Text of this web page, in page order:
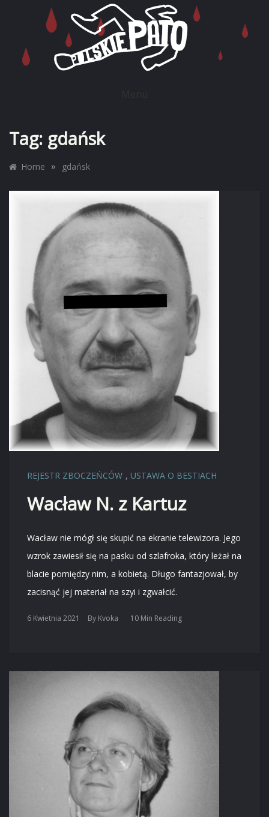
Tag: gdańsk
Home » gdańsk
REJESTR ZBOCZEŃCÓW , USTAWA O BESTIACH
Wacław N. z Kartuz
Wacław nie mógł się skupić na ekranie telewizora. Jego
wzrok zawiesił się na pasku od szlafroka, który leżał na
blacie pomiędzy nim, a kobietą. Długo fantazjował, by
zacisnąć jej materiał na szyi i zgwałcić.
6 Kwietnia 2021 By Kvoka 10 Min Reading